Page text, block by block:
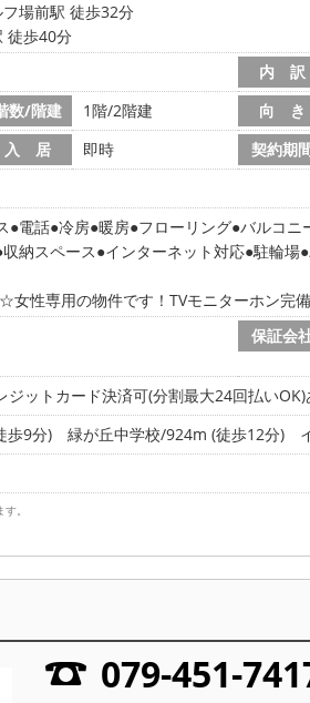
場前駅 徒歩32分
徒歩40分
内 訳
数/階建 1階/2階建 向 き
入 居 即時 契約期
電話 冷房 暖房 フローリング バルコニ
収納スペース インターネット対応 駐輪場
女性専用の物件です！TVモニターホン完
保証会
ジットカード決済可(分割最大24回払い
歩9分) 緑が丘中学校/924m (徒歩12分)
。
079-451-